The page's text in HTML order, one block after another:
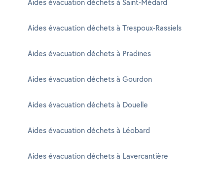
Aides évacuation déchets à Saint-Médard
Aides évacuation déchets à Trespoux-Rassiels
Aides évacuation déchets à Pradines
Aides évacuation déchets à Gourdon
Aides évacuation déchets à Douelle
Aides évacuation déchets à Léobard
Aides évacuation déchets à Lavercantière